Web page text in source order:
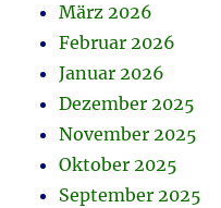
März 2026
Februar 2026
Januar 2026
Dezember 2025
November 2025
Oktober 2025
September 2025